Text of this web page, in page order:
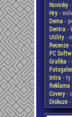
Novinky
Hry-
Dema -
Dentra -
Utility-
Recenze
PC
Grafika -
Intra - ty
Reklama
Covery-
Diskuze-